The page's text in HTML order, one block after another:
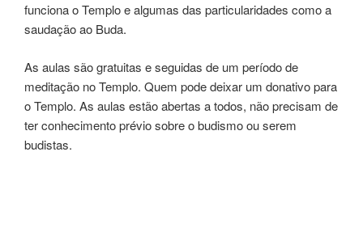
funciona o Templo e algumas das particularidades como a
saudação ao Buda.
As aulas são gratuitas e seguidas de um período de
meditação no Templo. Quem pode deixar um donativo para
o Templo. As aulas estão abertas a todos, não precisam de
ter conhecimento prévio sobre o budismo ou serem
budistas.